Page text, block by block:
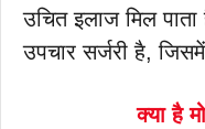
उचित इलाज मिल पाता
उपचार सर्जरी है,
क्या है